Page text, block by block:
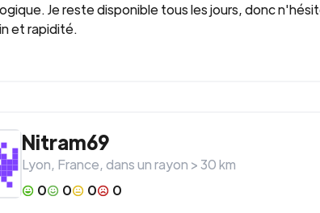
Je reste disponible tous les jours, donc
et rapidité.
Nitram69
Lyon, France, dans un rayon >30km
0
0 0
0